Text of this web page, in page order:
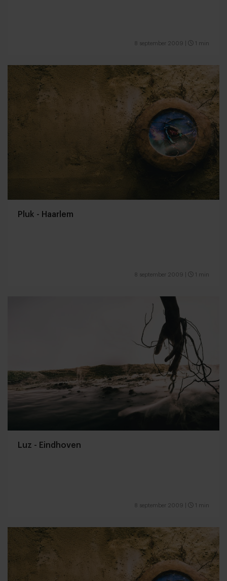
8 september 2009 1 min
Pluk - Haarlem
8 september 2009 1 min
Luz - Eindhoven
8 september 2009 1 min